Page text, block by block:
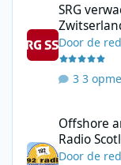
SRG
Doorde
3
Offshore
Radio
Doorde